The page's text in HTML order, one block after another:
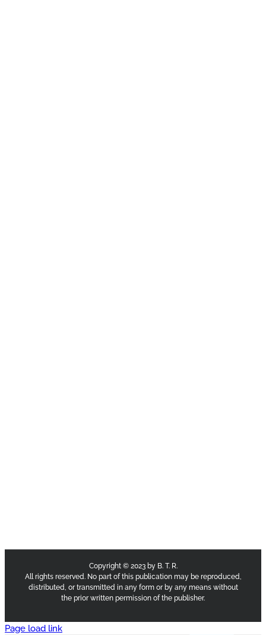
Copyright © 2023 by B. T. R.
All rights reserved. No part of this publication may be reproduced,
distributed, or transmitted in any form or by any means without
the prior written permission of the publisher.
Page load link